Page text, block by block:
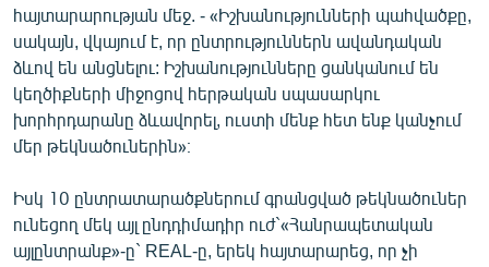
հայտարարության մեջ. - «Իշխանությունների պահվածքը,
սակայն, վկայում է, որ ընտրություններն ավանդական
ձևով են անցնելու: Իշխանությունները ցանկանում են
կեղծիքների միջոցով հերթական սպասարկու
խորհրդարանը ձևավորել, ուստի մենք հետ ենք կանչում
մեր թեկնածուներին»։
Իսկ 10 ընտրատարածքներում գրանցված թեկնածուներ
ունեցող մեկ այլ ընդդիմադիր ուժ`«Հանրապետական
այլընտրանք»-ը` REAL-ը, երեկ հայտարարեց, որ չի